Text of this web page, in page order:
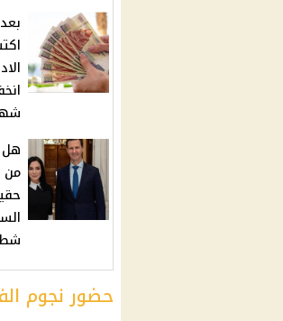
من
حضور نجوم